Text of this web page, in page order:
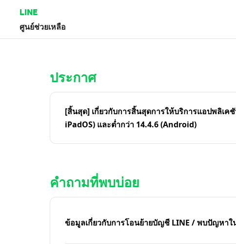
LINE
ศูนย์ช่วยเหลือ
ประกาศ
[สิ้นสุด] เกี่ยวกับการสิ้นสุดการให้บริการแอปพลิเค
iPadOS) และต่ำกว่า 14.4.6 (Android)
คำถามที่พบบ่อย
ข้อมูลเกี่ยวกับการโอนย้ายบัญชี LINE / พบปัญหา